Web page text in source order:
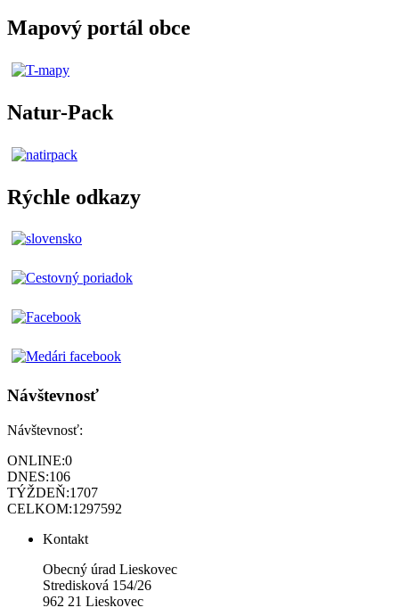
Mapový portál obce
Natur-Pack
Rýchle odkazy
Návštevnosť
Návštevnosť:
ONLINE:0
DNES:106
TÝŽDEŇ:1707
CELKOM:1297592
Kontakt
Obecný úrad Lieskovec
Stredisková 154/26
962 21 Lieskovec